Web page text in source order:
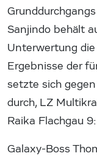
Sanjindo behält
Unterwertung
Ergebnisse der
setzte sich
durch, LZ
Raika Flachgau
Galaxy-Boss